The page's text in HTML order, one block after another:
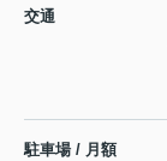
交通
駐車場 / 月額